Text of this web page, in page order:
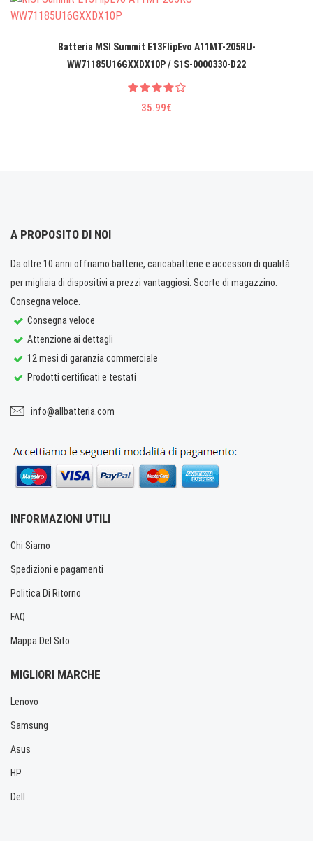
Batteria MSI Summit E13FlipEvo A11MT-205RU-
WW71185U16GXXDX10P / S1S-0000330-D22
35.99€
A PROPOSITO DI NOI
Da oltre 10 anni offriamo batterie, caricabatterie e accessori di qualità
per migliaia di dispositivi a prezzi vantaggiosi. Scorte di magazzino.
Consegna veloce.
Consegna veloce
Attenzione ai dettagli
12 mesi di garanzia commerciale
Prodotti certificati e testati
info@allbatteria.com
INFORMAZIONI UTILI
Chi Siamo
Spedizioni e pagamenti
Politica Di Ritorno
FAQ
Mappa Del Sito
MIGLIORI MARCHE
Lenovo
Samsung
Asus
HP
Dell